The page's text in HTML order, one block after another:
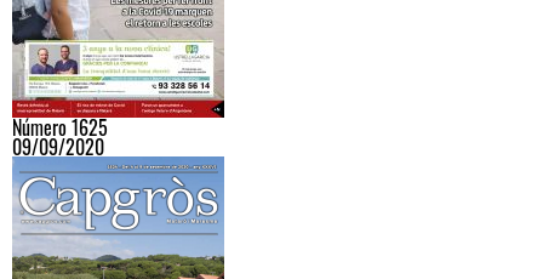
Número 1625
09/09/2020